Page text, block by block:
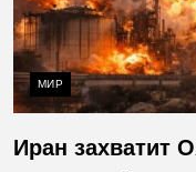
МИР
Иран захватит